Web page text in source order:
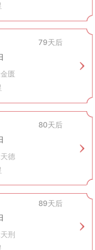
79天后
匮
80天后
德
89天后
刑